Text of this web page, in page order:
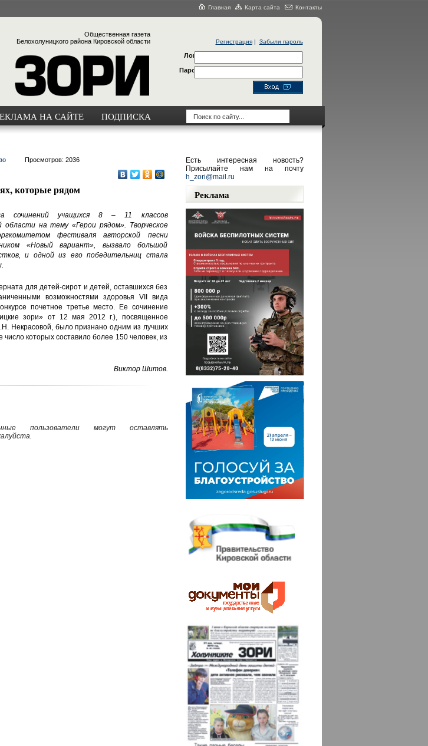
Главная Карта сайта Контакты
Общественная газета
Белохолуницкого района Кировской области
Регистрация| Забыли пароль
Логин
Пароль
НА САЙТЕ ПОДПИСКА
Просмотров: 2036
которые рядом
сочинений учащихся 8 – 11 классов
области на тему «Герои рядом». Творческое
фестиваля авторской песни
«Новый вариант», вызвало большой
и одной из его победительниц стала
для детей-сирот и детей, оставшихся без
возможностями здоровья VII вида
почетное третье место. Ее сочинение
зори» от 12 мая 2012 г.), посвященное
Некрасовой, было признано одним из лучших
которых составило более 150 человек, из
Виктор Шитов.
пользователи могут оставлять
Есть интересная новость?
Присылайте нам на почту
h_zori@mail.ru
Реклама